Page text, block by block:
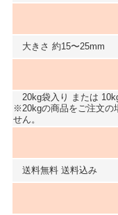
大きさ 約15〜25mm
20kg袋入り または
※20kgの商品をご注文の
せん。
送料無料 送料込み